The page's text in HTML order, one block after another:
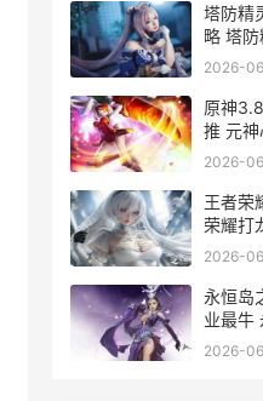
塔防精
略 塔
关攻略
2026-
原神
推 元
2026-
王者荣
荣耀打
2026-
永恒岛
业最牛
温泉券
2026-